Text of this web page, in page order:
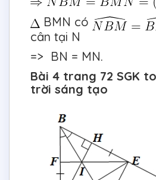
BMN có
cân tại N
=> BN = MN.
Bài 4 trang 72 SGK
trời sáng tạo